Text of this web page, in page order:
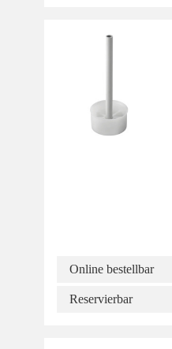
Online bestellbar
Reservierbar